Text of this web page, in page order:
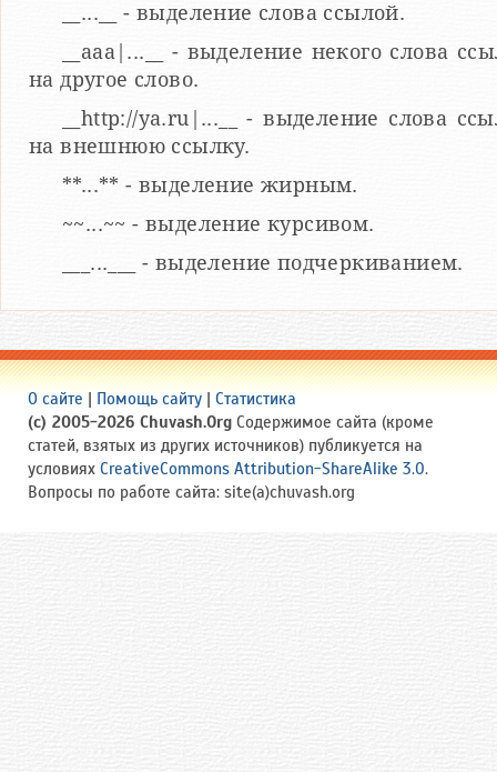
__...__ - выделение слова ссылой.
__aaa|...__ - выделение некого слова
на другое слово.
__http://ya.ru|...__ - выделение слова
на внешнюю ссылку.
**...** - выделение жирным.
~~...~~ - выделение курсивом.
___...___ - выделение подчеркиванием.
О сайте | Помощь сайту | Статистика
(c) 2005-2026 Chuvash.Org Содержимое сайта (кроме
статей, взятых из других источников) публикуется на
условиях CreativeCommons Attribution-ShareAlike 3.0.
Вопросы по работе сайта: site(a)chuvash.org